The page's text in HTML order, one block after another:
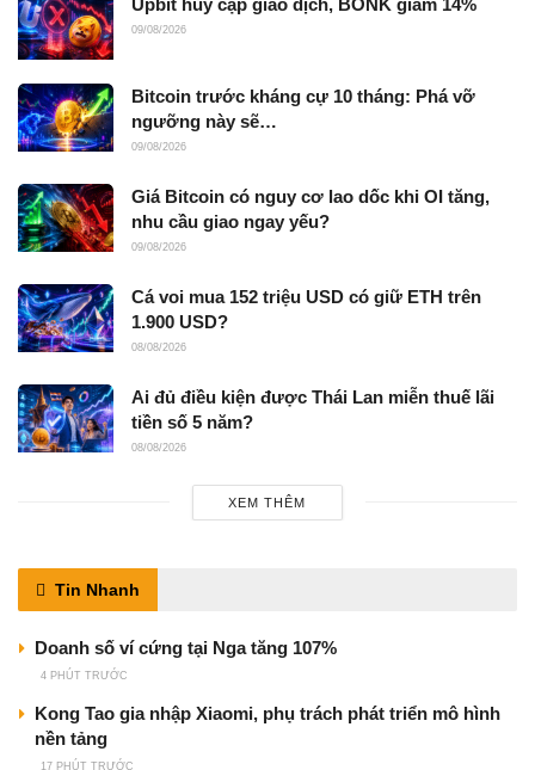
09/08/2026
Bitcoin trước kháng cự 10 tháng: Phá vỡ
ngưỡng này sẽ…
09/08/2026
Giá Bitcoin có nguy cơ lao dốc khi OI tăng,
nhu cầu giao ngay yếu?
09/08/2026
Cá voi mua 152 triệu USD có giữ ETH trên
1.900 USD?
08/08/2026
Ai đủ điều kiện được Thái Lan miễn thuế lãi
tiền số 5 năm?
08/08/2026
XEM THÊM
Tin Nhanh
Doanh số ví cứng tại Nga tăng 107%
4 PHÚT TRƯỚC
Kong Tao gia nhập Xiaomi, phụ trách phát triển mô hình
nền tảng
17 PHÚT TRƯỚC